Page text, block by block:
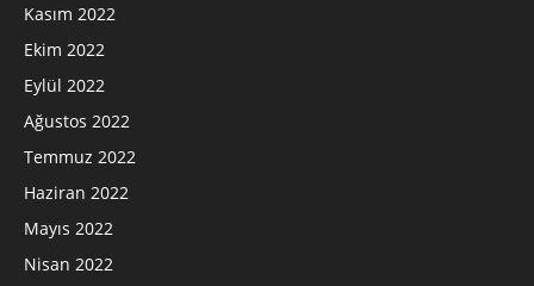
Kasım 2022
Ekim 2022
Eylül 2022
Ağustos 2022
Temmuz 2022
Haziran 2022
Mayıs 2022
Nisan 2022